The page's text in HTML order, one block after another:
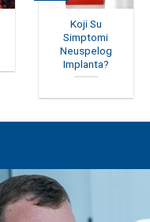
Koji Su
Simptomi
Neuspelog
Implanta?